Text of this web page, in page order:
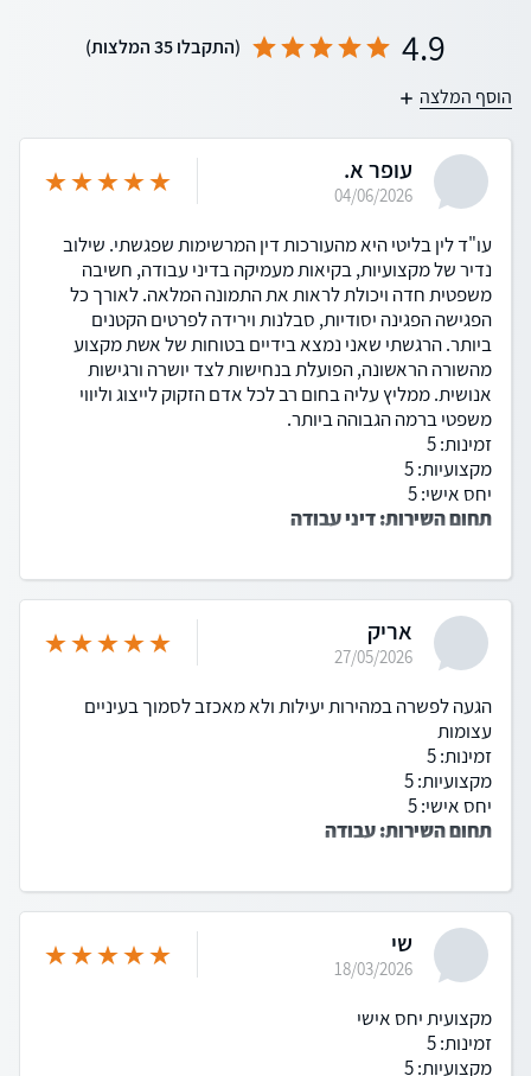
הוסף המלצה
4.9 (התקבלו 35 המלצות)
עופר א.
04/06/2026
עו"ד לין בליטי היא מהעורכות דין המרשימות שפגשתי. שילוב
נדיר של מקצועיות, בקיאות מעמיקה בדיני עבודה, חשיבה
משפטית חדה ויכולת לראות את התמונה המלאה. לאורך כל
הפגישה הפגינה יסודיות, סבלנות וירידה לפרטים הקטנים
ביותר. הרגשתי שאני נמצא בידיים בטוחות של אשת מקצוע
מהשורה הראשונה, הפועלת בנחישות לצד יושרה ורגישות
אנושית. ממליץ עליה בחום רב לכל אדם הזקוק לייצוג וליווי
משפטי ברמה הגבוהה ביותר.
זמינות: 5
מקצועיות: 5
יחס אישי: 5
תחום השירות: דיני עבודה
אריק
27/05/2026
הגעה לפשרה במהירות יעילות ולא מאכזב לסמוך בעיניים
עצומות
זמינות: 5
מקצועיות: 5
יחס אישי: 5
תחום השירות: עבודה
שי
18/03/2026
מקצועית יחס אישי
זמינות: 5
מקצועיות: 5